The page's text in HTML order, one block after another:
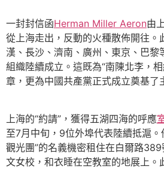
一封封信函Herman Miller Aeron由
從上海走出，反動的火種散佈開往。
漢、長沙、濟南、廣州、東京、巴黎
組織陸續成立。這既為“南陳北李，
章，更為中國共產黨正式成立奠基了
上海的“約請”，獲得五湖四海的呼應
至7月中旬，9位外埠代表陸續抵滬。
觀光團”的名義機密租住在白爾路
文女校，和衣睡在空教室的地展上。